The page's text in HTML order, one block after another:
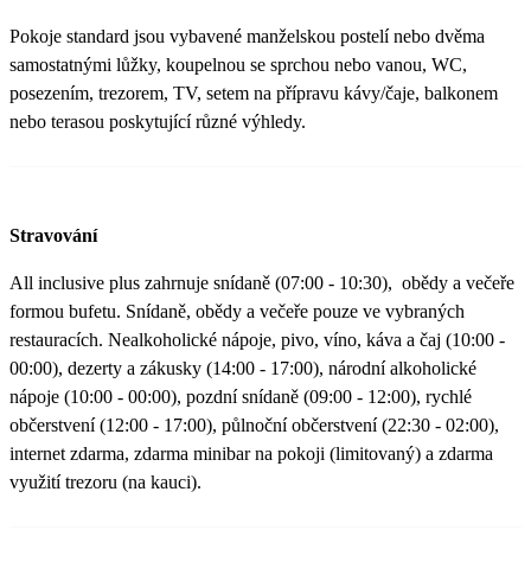
Pokoje standard jsou vybavené manželskou postelí nebo dvěma
samostatnými lůžky, koupelnou se sprchou nebo vanou, WC,
posezením, trezorem, TV, setem na přípravu kávy/čaje, balkonem
nebo terasou poskytující různé výhledy.
Stravování
All inclusive plus zahrnuje snídaně (07:00 - 10:30), obědy a večeře
formou bufetu. Snídaně, obědy a večeře pouze ve vybraných
restauracích. Nealkoholické nápoje, pivo, víno, káva a čaj (10:00 -
00:00), dezerty a zákusky (14:00 - 17:00), národní alkoholické
nápoje (10:00 - 00:00), pozdní snídaně (09:00 - 12:00), rychlé
občerstvení (12:00 - 17:00), půlnoční občerstvení (22:30 - 02:00),
internet zdarma, zdarma minibar na pokoji (limitovaný) a zdarma
využití trezoru (na kauci).